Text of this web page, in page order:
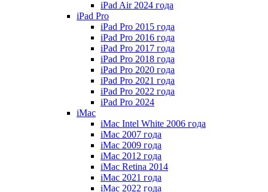
iPad Air 2024 года
iPad Pro
iPad Pro 2015 года
iPad Pro 2016 года
iPad Pro 2017 года
iPad Pro 2018 года
iPad Pro 2020 года
iPad Pro 2021 года
iPad Pro 2022 года
iPad Pro 2024
iMac
iMac Intel White 2006 года
iMac 2007 года
iMac 2009 года
iMac 2012 года
iMac Retina 2014
iMac 2021 года
iMac 2022 года